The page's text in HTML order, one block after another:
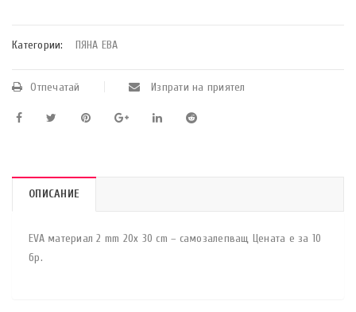
Категории: ПЯНА ЕВА
Отпечатай Изпрати на приятел
ОПИСАНИЕ
EVA материал 2 mm 20x 30 cm – самозалепващ Цената е за 10
бр.